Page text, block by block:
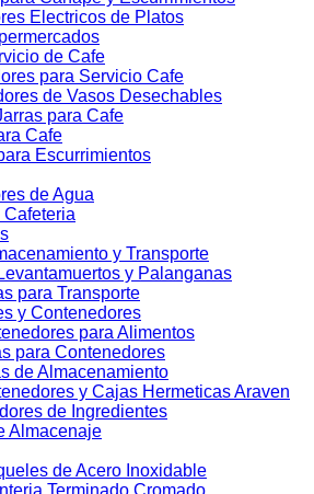
Electricos de Platos
de Cafe
para Servicio Cafe
de Vasos Desechables
para Cafe
Cafe
Escurrimientos
de Agua
Cafeteria
y Transporte
y Palanganas
para Transporte
y Contenedores
para Alimentos
para Contenedores
de Almacenamiento
y Cajas Hermeticas Araven
de Ingredientes
Almacenaje
de Acero Inoxidable
Terminado Cromado